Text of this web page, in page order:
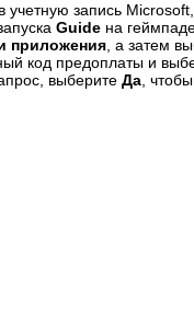
учетную запись
Guideна
приложения, а затем
код предоплаты и
выберите Да, чтобы